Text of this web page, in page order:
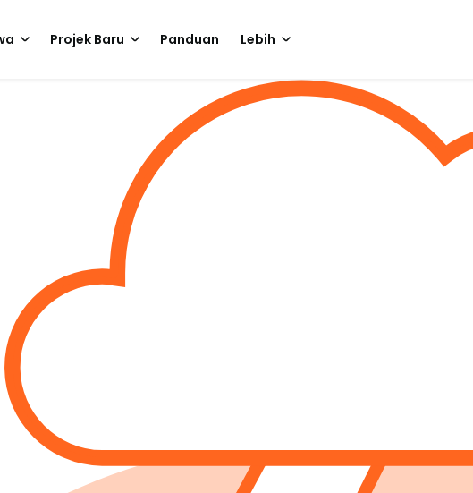
Projek Baru Panduan Lebih